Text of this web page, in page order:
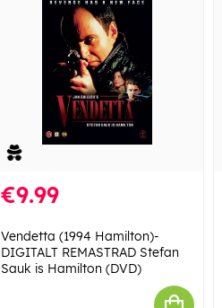
€9.99
Vendetta (1994 Hamilton)-
DIGITALT REMASTRAD Stefan
Sauk is Hamilton (DVD)